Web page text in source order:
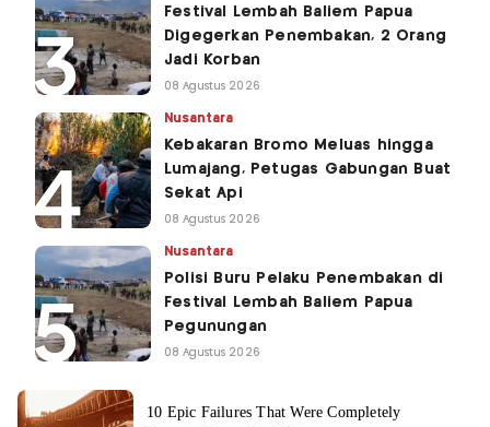
Festival Lembah Baliem Papua
Digegerkan Penembakan, 2 Orang
Jadi Korban
08 Agustus 2026
Nusantara
Kebakaran Bromo Meluas hingga
Lumajang, Petugas Gabungan Buat
Sekat Api
08 Agustus 2026
Nusantara
Polisi Buru Pelaku Penembakan di
Festival Lembah Baliem Papua
Pegunungan
08 Agustus 2026